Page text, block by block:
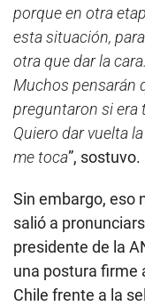
porque en otra
esta situación,
otra que dar la
Muchos pensarán
preguntaron si era
Quiero dar vuelta
me toca”, sostuvo.
Sin embargo, eso
salió a
presidente de la
una postura firme
Chile frente a la